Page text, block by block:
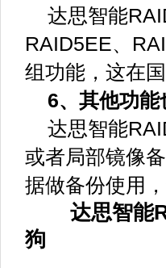
达思智能
RAID5EE、
组功能，这在
6、其他功能
达思智能
或者局部镜像
据做备份使用
达思智能
狗